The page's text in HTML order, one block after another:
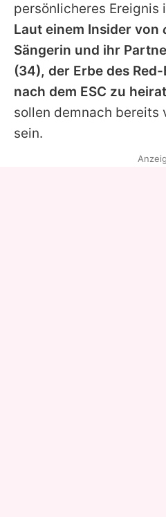
App
persönlicheres Ereignis
Laut einem Insider von
Sängerin und ihr
(34), der Erbe des
nach dem ESC zu
sollen demnach bereits
sein.